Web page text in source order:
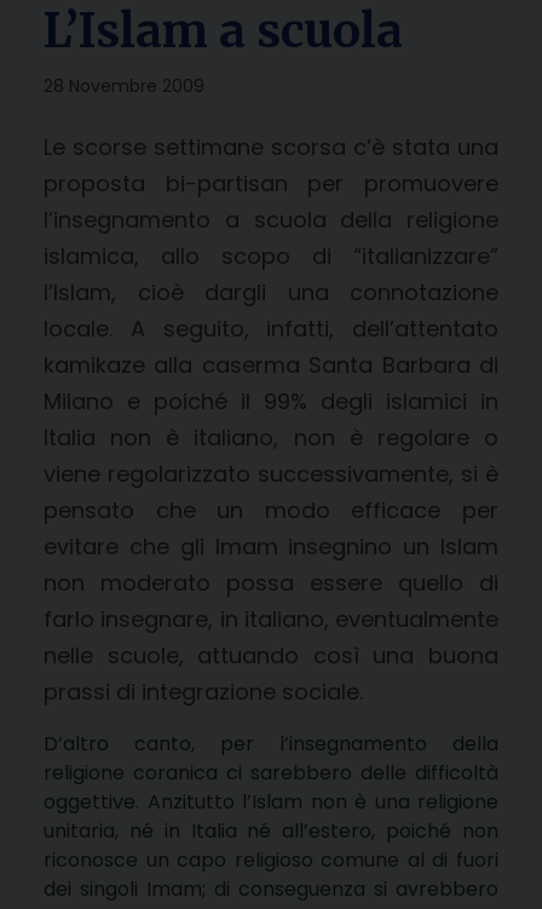
L’Islam a scuola
28 Novembre 2009
Le scorse settimane scorsa c’è stata una
proposta bi-partisan per promuovere
l’insegnamento a scuola della religione
islamica, allo scopo di “italianizzare”
l’Islam, cioè dargli una connotazione
locale. A seguito, infatti, dell’attentato
kamikaze alla caserma Santa Barbara di
Milano e poiché il 99% degli islamici in
Italia non è italiano, non è regolare o
viene regolarizzato successivamente, si è
pensato che un modo efficace per
evitare che gli Imam insegnino un Islam
non moderato possa essere quello di
farlo insegnare, in italiano, eventualmente
nelle scuole, attuando così una buona
prassi di integrazione sociale.
D’altro canto, per l’insegnamento della
religione coranica ci sarebbero delle difficoltà
oggettive. Anzitutto l’Islam non è una religione
unitaria, né in Italia né all’estero, poiché non
riconosce un capo religioso comune al di fuori
dei singoli Imam; di conseguenza si avrebbero